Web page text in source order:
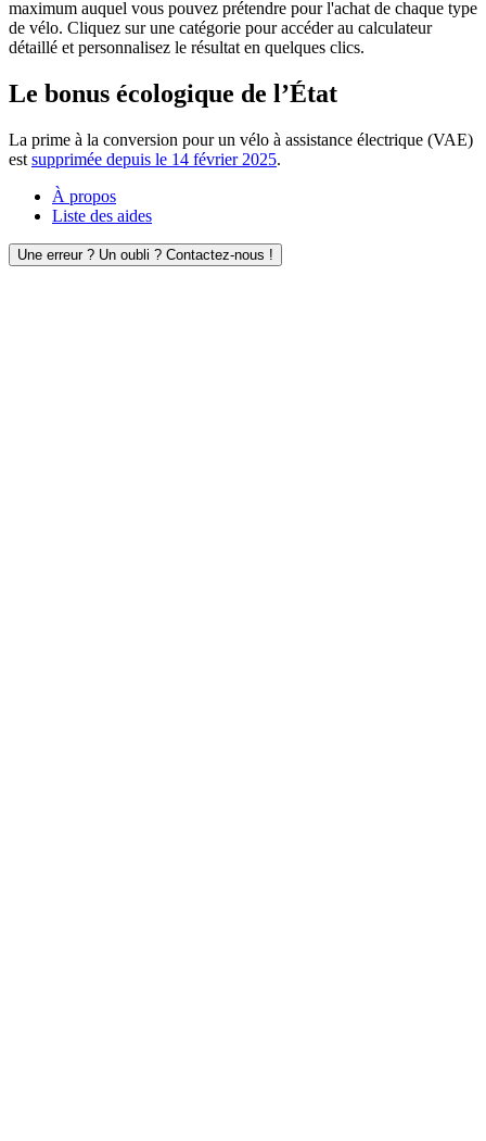
maximum auquel vous pouvez prétendre pour l'achat de chaque type
de vélo. Cliquez sur une catégorie pour accéder au calculateur
détaillé et personnalisez le résultat en quelques clics.
Le bonus écologique de l’État
La prime à la conversion pour un vélo à assistance électrique (VAE)
est supprimée depuis le 14 février 2025.
À propos
Liste des aides
Une erreur ? Un oubli ? Contactez-nous !